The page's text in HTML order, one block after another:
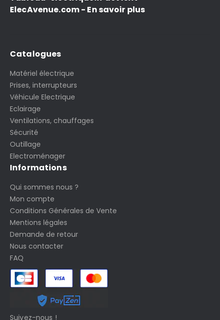
ElecAvenue.com - En savoir plus
Catalogues
Matériel électrique
Prises, interrupteurs
Véhicule Electrique
Eclairage
Ventilations, chauffages
Sécurité
Outillage
Electroménager
Informations
Qui sommes nous ?
Mon compte
Conditions Générales de Vente
Mentions légales
Demande de retour
Nous contacter
FAQ
Suivez-nous !